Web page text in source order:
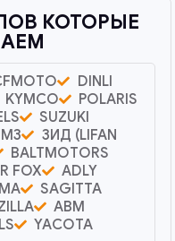
КОТОРЫЕ
DINLI
KYMCO
POLARIS
SUZUKI
ЗИД (LIFAN
BALTMOTORS
FOX
ADLY
SAGITTA
ABM
YACOTA